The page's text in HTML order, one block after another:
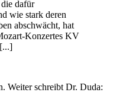
dafür
wie stark deren
abschwächt, hat
Konzertes KV
Weiter schreibt Dr. Duda: